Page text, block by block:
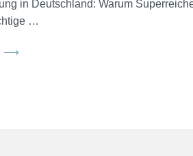
in Deutschland: Warum
…
⟶